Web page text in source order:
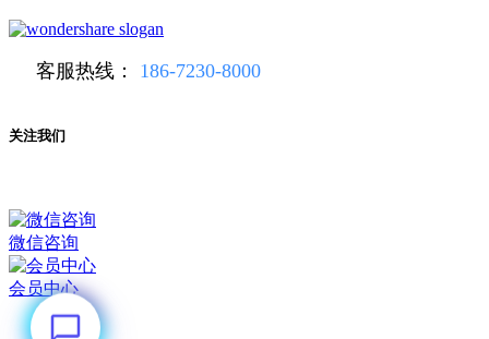
客服热线： 186-7230-8000
关注我们
微信咨询
会员中心